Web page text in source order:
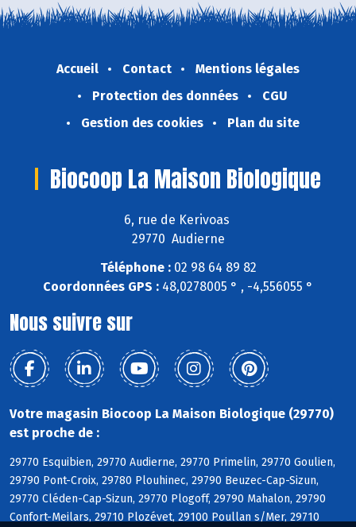
Accueil Contact
Mentions légales
Protection des données
CGU
Gestion des cookies
Plan du site
Biocoop La Maison Biologique
6, rue de Kerivoas
29770 Audierne
Téléphone :02 98 64 89 82
Coordonnées GPS : 48,0278005 ° , -4,556055 °
Nous suivre sur
Votre magasin Biocoop La Maison Biologique (29770)
est proche de :
29770 Esquibien, 29770 Audierne, 29770 Primelin, 29770 Goulien,
29790 Pont-Croix, 29780 Plouhinec, 29790 Beuzec-Cap-Sizun,
29770 Cléden-Cap-Sizun, 29770 Plogoff, 29790 Mahalon, 29790
Confort-Meilars, 29710 Plozévet, 29100 Poullan s/Mer, 29710